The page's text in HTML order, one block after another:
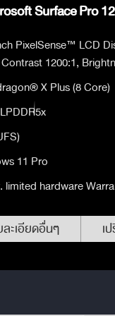
Surface Pro
PixelSense™ LCD
1200:1,
X Plus (8 Core)
11 Pro
limited hardware
ละเอียดอื่นๆ เ